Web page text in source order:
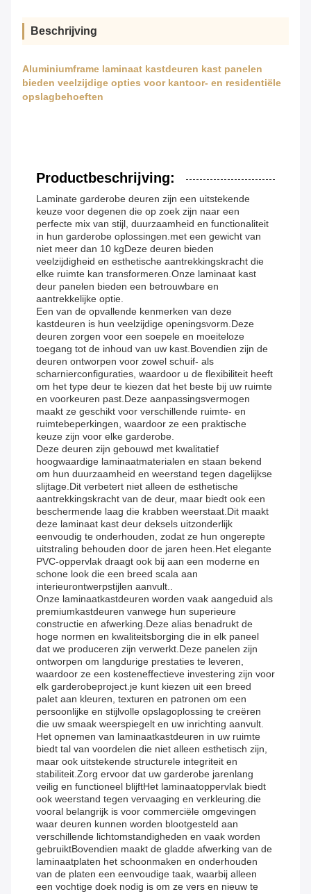
Beschrijving
Aluminiumframe laminaat kastdeuren kast panelen
bieden veelzijdige opties voor kantoor- en residentiële
opslagbehoeften
Productbeschrijving:
Laminate garderobe deuren zijn een uitstekende
keuze voor degenen die op zoek zijn naar een
perfecte mix van stijl, duurzaamheid en functionaliteit
in hun garderobe oplossingen.met een gewicht van
niet meer dan 10 kgDeze deuren bieden
veelzijdigheid en esthetische aantrekkingskracht die
elke ruimte kan transformeren.Onze laminaat kast
deur panelen bieden een betrouwbare en
aantrekkelijke optie.
Een van de opvallende kenmerken van deze
kastdeuren is hun veelzijdige openingsvorm.Deze
deuren zorgen voor een soepele en moeiteloze
toegang tot de inhoud van uw kast.Bovendien zijn de
deuren ontworpen voor zowel schuif- als
scharnierconfiguraties, waardoor u de flexibiliteit heeft
om het type deur te kiezen dat het beste bij uw ruimte
en voorkeuren past.Deze aanpassingsvermogen
maakt ze geschikt voor verschillende ruimte- en
ruimtebeperkingen, waardoor ze een praktische
keuze zijn voor elke garderobe.
Deze deuren zijn gebouwd met kwalitatief
hoogwaardige laminaatmaterialen en staan bekend
om hun duurzaamheid en weerstand tegen dagelijkse
slijtage.Dit verbetert niet alleen de esthetische
aantrekkingskracht van de deur, maar biedt ook een
beschermende laag die krabben weerstaat.Dit maakt
deze laminaat kast deur deksels uitzonderlijk
eenvoudig te onderhouden, zodat ze hun ongerepte
uitstraling behouden door de jaren heen.Het elegante
PVC-oppervlak draagt ook bij aan een moderne en
schone look die een breed scala aan
interieurontwerpstijlen aanvult..
Onze laminaatkastdeuren worden vaak aangeduid als
premiumkastdeuren vanwege hun superieure
constructie en afwerking.Deze alias benadrukt de
hoge normen en kwaliteitsborging die in elk paneel
dat we produceren zijn verwerkt.Deze panelen zijn
ontworpen om langdurige prestaties te leveren,
waardoor ze een kosteneffectieve investering zijn voor
elk garderobeproject.je kunt kiezen uit een breed
palet aan kleuren, texturen en patronen om een
persoonlijke en stijlvolle opslagoplossing te creëren
die uw smaak weerspiegelt en uw inrichting aanvult.
Het opnemen van laminaatkastdeuren in uw ruimte
biedt tal van voordelen die niet alleen esthetisch zijn,
maar ook uitstekende structurele integriteit en
stabiliteit.Zorg ervoor dat uw garderobe jarenlang
veilig en functioneel blijftHet laminaatoppervlak biedt
ook weerstand tegen vervaaging en verkleuring.die
vooral belangrijk is voor commerciële omgevingen
waar deuren kunnen worden blootgesteld aan
verschillende lichtomstandigheden en vaak worden
gebruiktBovendien maakt de gladde afwerking van de
laminaatplaten het schoonmaken en onderhouden
van de platen een eenvoudige taak, waarbij alleen
een vochtige doek nodig is om ze vers en nieuw te